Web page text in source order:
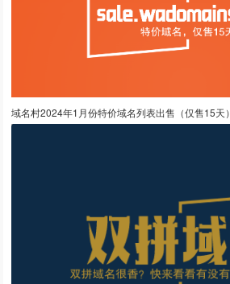
域名村2024年1月份特价域名列表出售（仅售15天）